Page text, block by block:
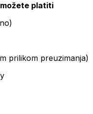
platiti
prilikom preuzimanja)